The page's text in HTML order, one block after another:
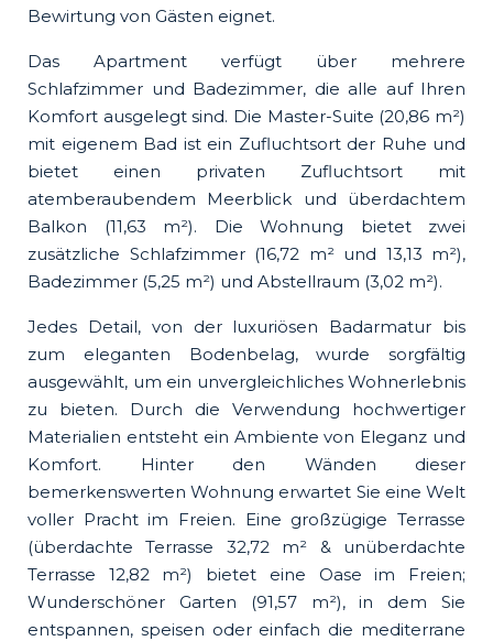
Bewirtung von Gästen eignet.
Das Apartment verfügt über mehrere
Schlafzimmer und Badezimmer, die alle auf Ihren
Komfort ausgelegt sind. Die Master-Suite (20,86 m²)
mit eigenem Bad ist ein Zufluchtsort der Ruhe und
bietet einen privaten Zufluchtsort mit
atemberaubendem Meerblick und überdachtem
Balkon (11,63 m²). Die Wohnung bietet zwei
zusätzliche Schlafzimmer (16,72 m² und 13,13 m²),
Badezimmer (5,25 m²) und Abstellraum (3,02 m²).
Jedes Detail, von der luxuriösen Badarmatur bis
zum eleganten Bodenbelag, wurde sorgfältig
ausgewählt, um ein unvergleichliches Wohnerlebnis
zu bieten. Durch die Verwendung hochwertiger
Materialien entsteht ein Ambiente von Eleganz und
Komfort. Hinter den Wänden dieser
bemerkenswerten Wohnung erwartet Sie eine Welt
voller Pracht im Freien. Eine großzügige Terrasse
(überdachte Terrasse 32,72 m² & unüberdachte
Terrasse 12,82 m²) bietet eine Oase im Freien;
Wunderschöner Garten (91,57 m²), in dem Sie
entspannen, speisen oder einfach die mediterrane